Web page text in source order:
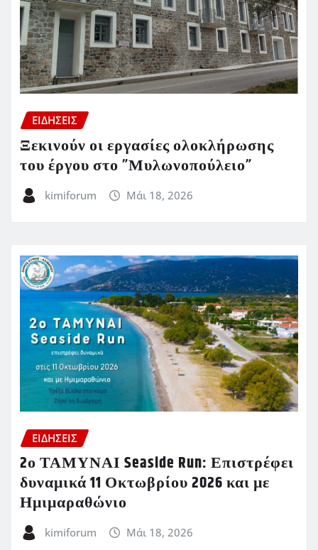
ΕΙΔΗΣΕΙΣ
Ξεκινούν οι εργασίες ολοκλήρωσης
του έργου στο ”Μυλωνοπούλειο”
kimiforum Μάι 18, 2026
ΕΙΔΗΣΕΙΣ
2ο ΤΑΜΥΝΑΙ Seaside Run: Επιστρέφει
δυναμικά 11 Οκτωβρίου 2026 και με
Ημιμαραθώνιο
kimiforum Μάι 18, 2026